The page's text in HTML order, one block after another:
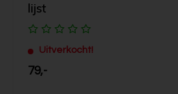
lijst
Uitverkocht!
79,-